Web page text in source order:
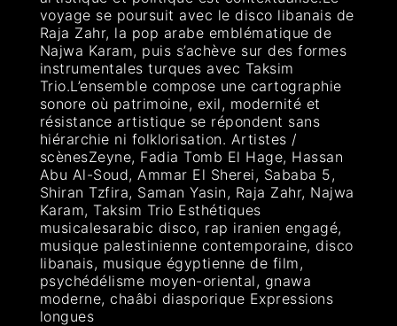
voyage se poursuit avec le disco libanais de
Raja Zahr, la pop arabe emblématique de
Najwa Karam, puis s’achève sur des formes
instrumentales turques avec Taksim
Trio.L’ensemble compose une cartographie
sonore où patrimoine, exil, modernité et
résistance artistique se répondent sans
hiérarchie ni folklorisation. Artistes /
scènesZeyne, Fadia Tomb El Hage, Hassan
Abu Al-Soud, Ammar El Sherei, Sababa 5,
Shiran Tzfira, Saman Yasin, Raja Zahr, Najwa
Karam, Taksim Trio Esthétiques
musicalesarabic disco, rap iranien engagé,
musique palestinienne contemporaine, disco
libanais, musique égyptienne de film,
psychédélisme moyen-oriental, gnawa
moderne, chaâbi diasporique Expressions
longues